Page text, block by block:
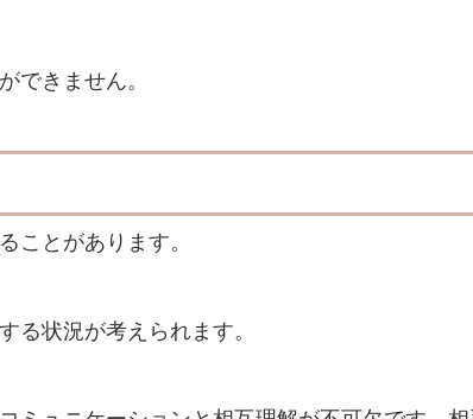
できません。
ことがあります。
る状況が考えられます。